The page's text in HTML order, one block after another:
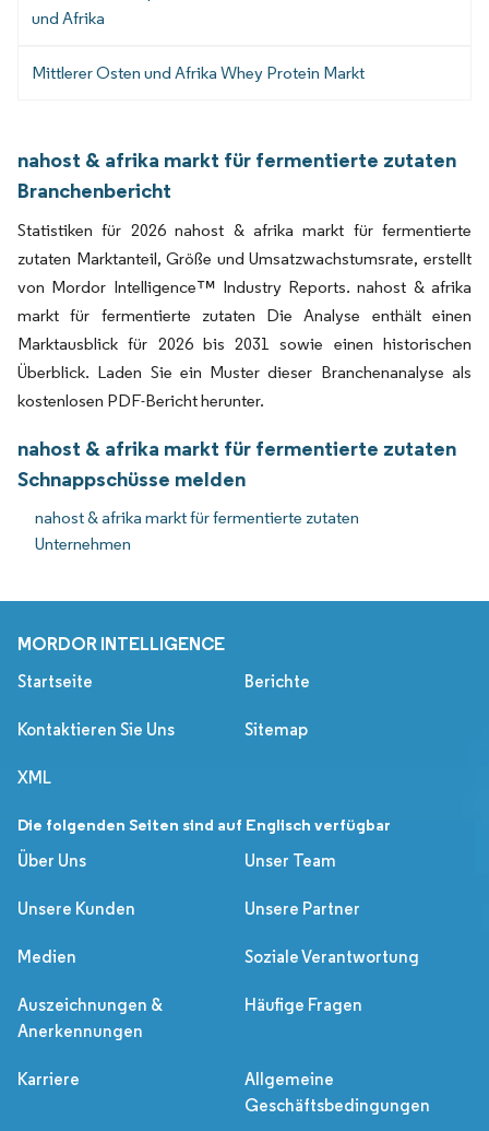
und Afrika
Mittlerer Osten und Afrika Whey Protein Markt
nahost & afrika markt für fermentierte zutaten
Branchenbericht
Statistiken für 2026 nahost & afrika markt für fermentierte
zutaten Marktanteil, Größe und Umsatzwachstumsrate, erstellt
von Mordor Intelligence™ Industry Reports. nahost & afrika
markt für fermentierte zutaten Die Analyse enthält einen
Marktausblick für 2026 bis 2031 sowie einen historischen
Überblick. Laden Sie ein Muster dieser Branchenanalyse als
kostenlosen PDF-Bericht herunter.
nahost & afrika markt für fermentierte zutaten
Schnappschüsse melden
nahost & afrika markt für fermentierte zutaten
Unternehmen
MORDOR INTELLIGENCE
Startseite Berichte
Kontaktieren Sie Uns Sitemap
XML
Die folgenden Seiten sind auf Englisch verfügbar
Über Uns
Unser Team
Unsere Kunden Unsere Partner
Medien Soziale Verantwortung
Auszeichnungen &
Anerkennungen
Häufige Fragen
Karriere
Allgemeine
Geschäftsbedingungen